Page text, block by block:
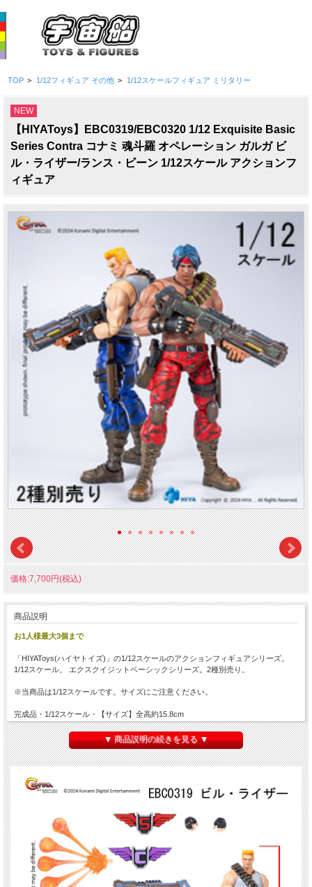
TOP > 1/12フィギュア その他 > 1/12スケールフィギュア ミリタリー
NEW
【HIYAToys】EBC0319/EBC0320 1/12 Exquisite Basic
Series Contra コナミ 魂斗羅 オペレーション ガルガ ビ
ル・ライザー/ランス・ビーン 1/12スケール アクションフ
ィギュア
価格:7,700円(税込)
商品説明
お1人様最大3個まで
「HIYAToys(ハイヤトイズ)」の1/12スケールのアクションフィギュアシリーズ。
1/12スケール。 エクスクイジットベーシックシリーズ。2種別売り。
※当商品は1/12スケールです。サイズにご注意ください。
完成品・1/12スケール・【サイズ】全高約15.8cm
【EBC0319 ビル・ライザー セット内容一覧】
ボディ
ライフル
ダガー
ハンドパーツ×2
スプレッドガン【S】シンボル
スプレッドガン エフェクト
クラッシュボム【C】シンボル
クラッシュボム エフェクト×2
【BC0320 ランス・ビーン セット内容一覧】
ボディ
▼ 商品説明の続きを見る ▼